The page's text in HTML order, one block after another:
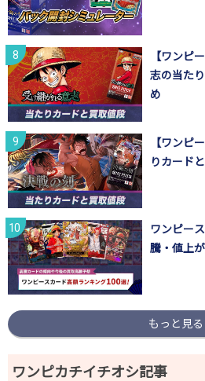
【ワンピ
志の当た
め
【ワンピ
りカード
ワンピー
騰・値上
もっと見る
ワンピカチイチオシ記事